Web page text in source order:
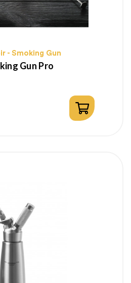
- Smoking Gun
Gun Pro